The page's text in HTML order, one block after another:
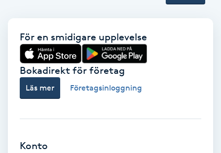
Veterinär
Vibrationsmassage
Vinyasa Yoga
Volymfransar
Vårtor
För en smidigare upplevelse
Bokadirekt för företag
Läs mer Företagsinloggning
Konto